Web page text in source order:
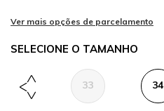
TAMANHO
33 34